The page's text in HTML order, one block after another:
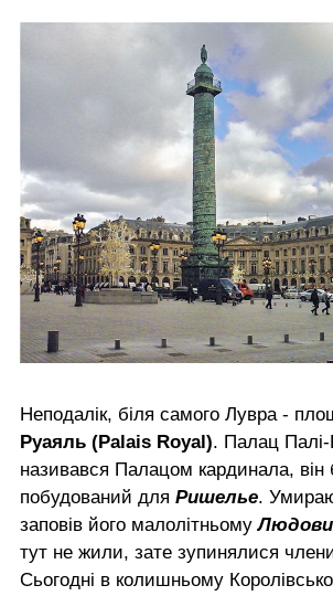
Неподалік, біля самого Лувра -
Руаяль (Palais Royal). Палац
називався Палацом кардинала, він
побудований для Ришелье.
заповів його малолітньому
тут не жили, зате зупинялися
Сьогодні в колишньому